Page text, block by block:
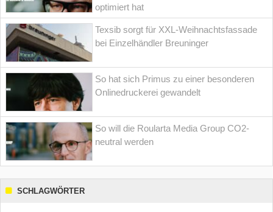
optimiert hat
Texsib sorgt für XXL-Weihnachtsfassade
bei Einzelhändler Breuninger
So hat sich Primus zu einer besonderen
Onlinedruckerei gewandelt
So will die Roularta Media Group CO2-
neutral werden
SCHLAGWÖRTER